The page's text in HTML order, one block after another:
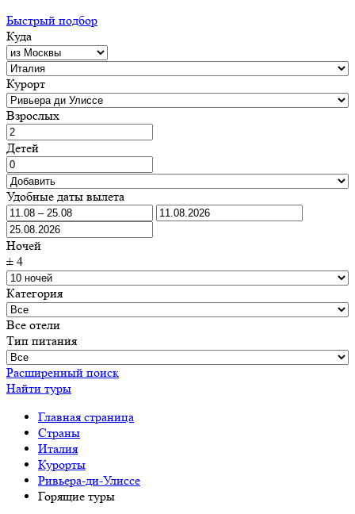
Быстрый подбор
Куда
Курорт
Взрослых
Детей
Удобные даты вылета
Ночей
± 4
Категория
Все отели
Тип питания
Расширенный поиск
Найти туры
Главная страница
Cтраны
Италия
Курорты
Ривьера-ди-Улиссе
Горящие туры